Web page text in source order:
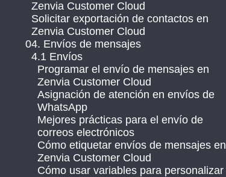
Zenvia Customer Cloud
Solicitar exportación de contactos en
Zenvia Customer Cloud
04. Envíos de mensajes
4.1 Envíos
Programar el envío de mensajes en
Zenvia Customer Cloud
Asignación de atención en envíos de
WhatsApp
Mejores prácticas para el envío de
correos electrónicos
Cómo etiquetar envíos de mensajes en
Zenvia Customer Cloud
Cómo usar variables para personalizar